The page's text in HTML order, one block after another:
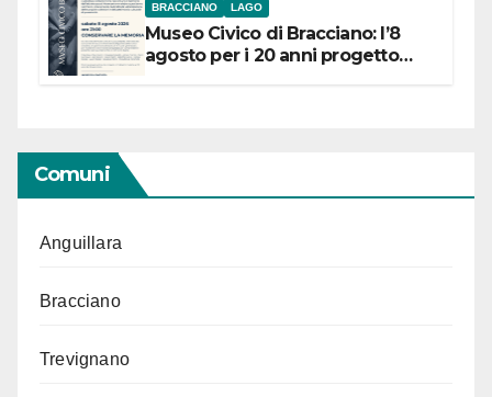
BRACCIANO LAGO
Museo Civico di Bracciano: l’8
agosto per i 20 anni progetto
Comuni
Anguillara
Bracciano
Trevignano